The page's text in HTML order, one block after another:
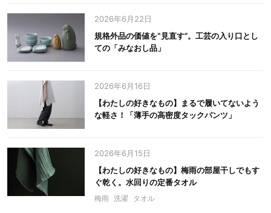
2026年6月22日
規格外品の価値を‟見直す”。工芸の入り口とし
ての「みなおし品」
2026年6月16日
【わたしの好きなもの】まるで履いてないよう
な軽さ！「薄手の高密度タックパンツ」
2026年6月15日
【わたしの好きなもの】梅雨の部屋干しでもす
ぐ乾く。水回りの定番タオル
梅雨 洗濯 タオル